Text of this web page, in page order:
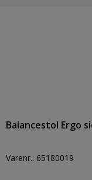
Balancestol Ergo
Varenr.: 65180019